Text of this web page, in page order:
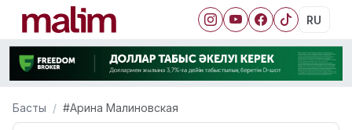
RU
Басты #Арина Малиновская